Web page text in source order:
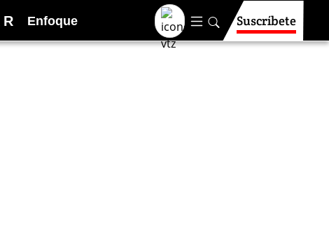
R Enfoque Suscríbete